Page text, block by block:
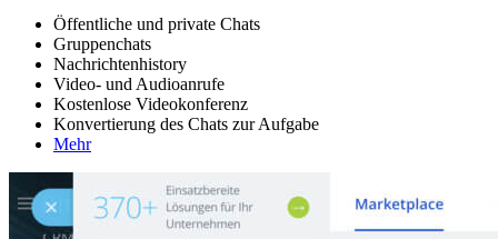
Öffentliche und private Chats
Gruppenchats
Nachrichtenhistory
Video- und Audioanrufe
Kostenlose Videokonferenz
Konvertierung des Chats zur Aufgabe
Mehr